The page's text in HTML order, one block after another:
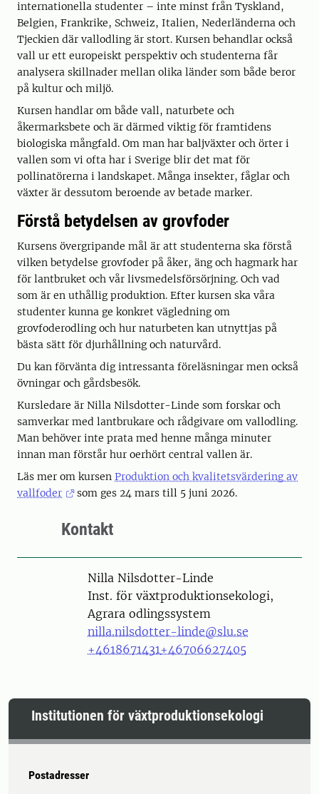
internationella studenter – inte minst från Tyskland,
Belgien, Frankrike, Schweiz, Italien, Nederländerna och
Tjeckien där vallodling är stort. Kursen behandlar också
vall ur ett europeiskt perspektiv och studenterna får
analysera skillnader mellan olika länder som både beror
på kultur och miljö.
Kursen handlar om både vall, naturbete och
åkermarksbete och är därmed viktig för framtidens
biologiska mångfald. Om man har baljväxter och örter i
vallen som vi ofta har i Sverige blir det mat för
pollinatörerna i landskapet. Många insekter, fåglar och
växter är dessutom beroende av betade marker.
Förstå betydelsen av grovfoder
Kursens övergripande mål är att studenterna ska förstå
vilken betydelse grovfoder på åker, äng och hagmark har
för lantbruket och vår livsmedelsförsörjning. Och vad
som är en uthållig produktion. Efter kursen ska våra
studenter kunna ge konkret vägledning om
grovfoderodling och hur naturbeten kan utnyttjas på
bästa sätt för djurhållning och naturvård.
Du kan förvänta dig intressanta föreläsningar men också
övningar och gårdsbesök.
Kursledare är Nilla Nilsdotter-Linde som forskar och
samverkar med lantbrukare och rådgivare om vallodling.
Man behöver inte prata med henne många minuter
innan man förstår hur oerhört central vallen är.
Läs mer om kursen Produktion och kvalitetsvärdering av
vallfoder
som ges 24 mars till 5 juni 2026.
Kontakt
PersonNilla Nilsdotter-Linde
Inst. för växtproduktionsekologi,
Agrara odlingssystem
nilla.nilsdotter-linde@slu.se
+4618671431+46706627405
Institutionen för växtproduktionsekologi
Postadresser